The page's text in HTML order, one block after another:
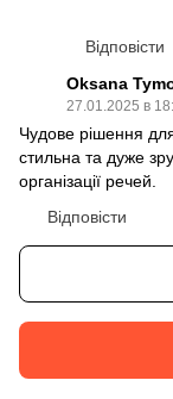
Відповісти
Oksana
27.01.2025 в
Чудове рішення
стильна та дуже
організації речей.
Відповісти